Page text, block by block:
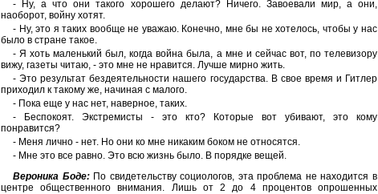
- Ну, а что они такого хорошего делают? Ничего. Завоевали мир, а они,
наоборот, войну хотят.
- Ну, это я таких вообще не уважаю. Конечно, мне бы не хотелось, чтобы у нас
было в стране такое.
- Я хоть маленький был, когда война была, а мне и сейчас вот, по телевизору
вижу, газеты читаю, - это мне не нравится. Лучше мирно жить.
- Это результат бездеятельности нашего государства. В свое время и Гитлер
приходил к такому же, начиная с малого.
- Пока еще у нас нет, наверное, таких.
- Беспокоят. Экстремисты - это кто? Которые вот убивают, это кому
понравится?
- Меня лично - нет. Но они ко мне никаким боком не относятся.
- Мне это все равно. Это всю жизнь было. В порядке вещей.
Вероника Боде:По свидетельству социологов, эта проблема не находится в
центре общественного внимания. Лишь от 2 до 4 процентов опрошенных